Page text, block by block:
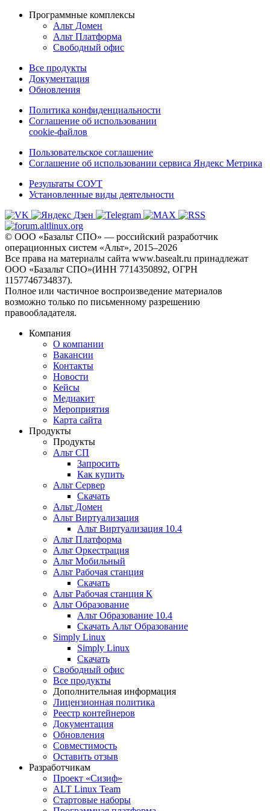
Программные комплексы
Альт Домен
Альт Платформа
Свободный офис
Все продукты
Документация
Обновления
Политика конфиденциальности
Соглашение об использовании
cookie-файлов
Пользовательское соглашение
Соглашение об использовании сервиса Яндекс Метрика
Результаты СОУТ
Установленные виды деятельности
© ООО «Базальт СПО» — российский разработчик
операционных систем «Альт», 2015–2026
Все права на материалы сайта www.basealt.ru принадлежат
ООО «Базальт СПО»(ИНН 7714350892, ОГРН
1157746734837).
Полное или частичное воспроизведение материалов
возможно только по письменному разрешению
правообладателя.
Компания
О компании
Вакансии
Контакты
Новости
Кейсы
Медиакит
Мероприятия
Карта сайта
Продукты
Продукты
Альт СП
Запросить
Как купить
Альт Сервер
Скачать
Альт Домен
Альт Виртуализация
Альт Виртуализация 10.4
Альт Платформа
Альт Оркестрация
Альт Мобильный
Альт Рабочая станция
Скачать
Альт Рабочая станция К
Альт Образование
Альт Образование 10.4
Скачать Альт Образование
Simply Linux
Simply Linux
Скачать
Свободный офис
Все продукты
Дополнительная информация
Лицензионная политика
Реестр контейнеров
Документация
Обновления
Совместимость
Оставить отзыв
Разработчикам
Проект «Сизиф»
ALT Linux Team
Стартовые наборы